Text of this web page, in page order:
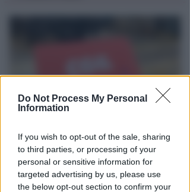
Do Not Process My Personal
Information
If you wish to opt-out of the sale, sharing
to third parties, or processing of your
personal or sensitive information for
targeted advertising by us, please use
the below opt-out section to confirm your
Allarme infortuni sul lavoro a
Rimini: +13% nel primo semestre
dell'anno